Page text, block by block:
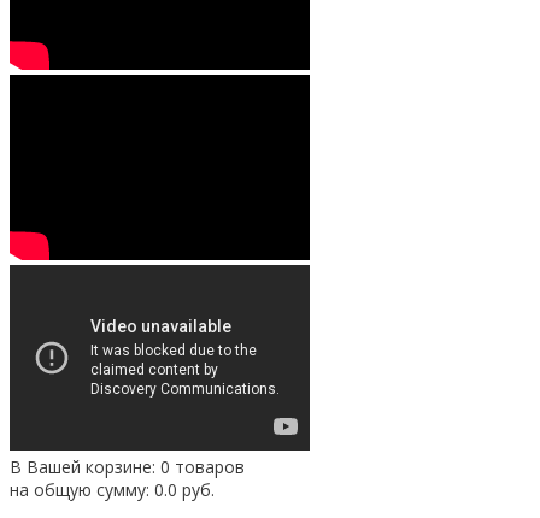
В Вашей корзине: 0 товаров
на общую сумму: 0.0 руб.